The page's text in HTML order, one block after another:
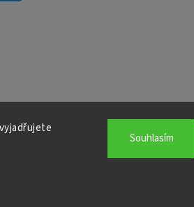
Souhlasím